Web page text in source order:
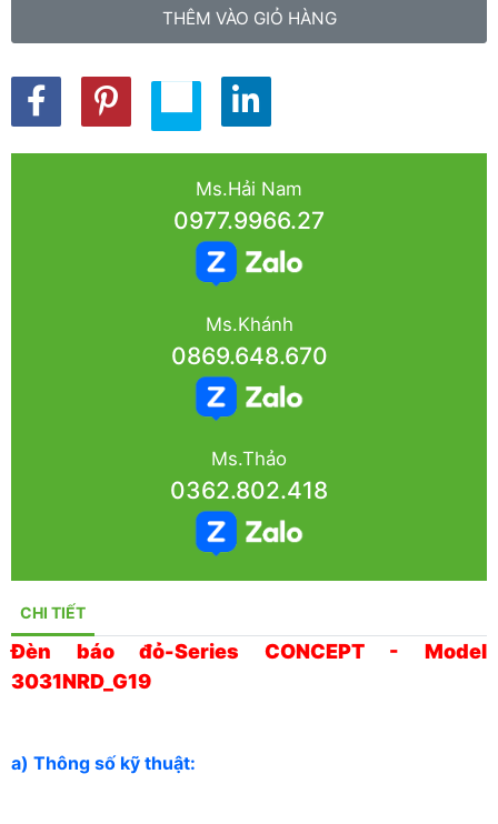
THÊM VÀO GIỎ HÀNG
Ms.Hải Nam
0977.9966.27
Ms.Khánh
0869.648.670
Ms.Thảo
0362.802.418
CHI TIẾT
Đèn báo đỏ-Series CONCEPT - Model
3031NRD_G19
a) Thông số kỹ thuật: